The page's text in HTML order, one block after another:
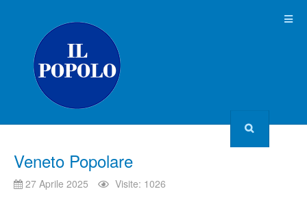
Veneto Popolare
27 Aprile 2025 Visite: 1026